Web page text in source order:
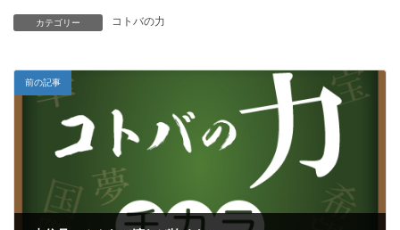
カテゴリー コトバの力
前の記事